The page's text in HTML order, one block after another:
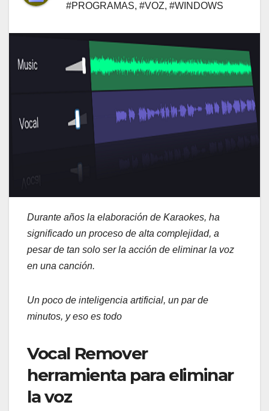
#PROGRAMAS, #VOZ, #WINDOWS
Durante años la elaboración de Karaokes, ha
significado un proceso de alta complejidad, a
pesar de tan solo ser la acción de eliminar la voz
en una canción.
Un poco de inteligencia artificial, un par de
minutos, y eso es todo
Vocal Remover
herramienta para eliminar
la voz